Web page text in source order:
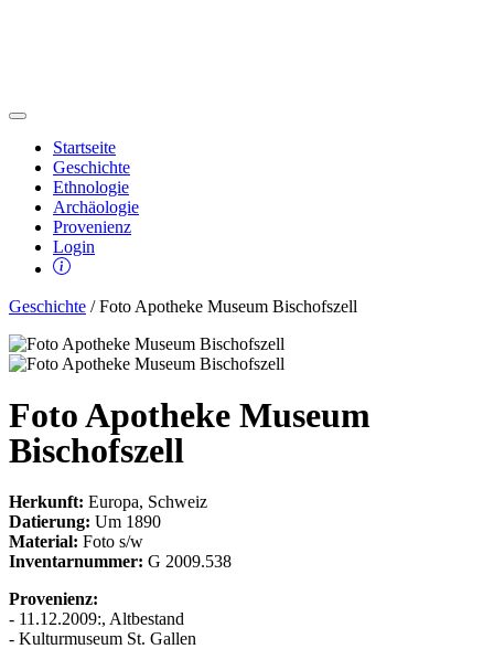
Startseite
Geschichte
Ethnologie
Archäologie
Provenienz
Login
Geschichte / Foto Apotheke Museum Bischofszell
Foto Apotheke Museum
Bischofszell
Herkunft: Europa, Schweiz
Datierung: Um 1890
Material: Foto s/w
Inventarnummer: G 2009.538
Provenienz:
- 11.12.2009:, Altbestand
- Kulturmuseum St. Gallen